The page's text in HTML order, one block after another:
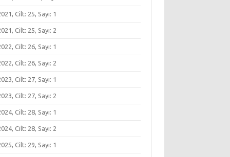
Cilt: 25, Sayı: 1
Cilt: 25, Sayı: 2
Cilt: 26, Sayı: 1
Cilt: 26, Sayı: 2
Cilt: 27, Sayı: 1
Cilt: 27, Sayı: 2
Cilt: 28, Sayı: 1
Cilt: 28, Sayı: 2
Cilt: 29, Sayı: 1